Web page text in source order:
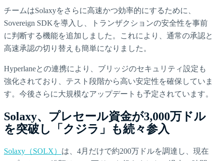
チームはSolaxyをさらに高速かつ効率的にするために、
Sovereign SDKを導入し、トランザクションの安全性を事前
に判断する機能を追加しました。これにより、通常の承認と
高速承認の切り替えも簡単になりました。
Hyperlaneとの連携により、ブリッジのセキュリティ設定も
強化されており、テスト段階から高い安定性を確保していま
す。今後さらに大規模なアップデートも予定されています。
Solaxy、プレセール資金が3,000万ドル
を突破し「クジラ」も続々参入
Solaxy（SOLX） は、4月だけで約200万ドルを調達し、現在